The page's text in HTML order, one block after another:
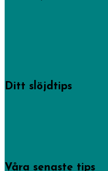
Ditt slöjdtips
Våra senaste tips